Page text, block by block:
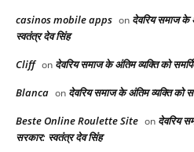
casinos mobile apps on देवरिय समाज के
स्वतंत्र देव सिंह
Cliff on देवरिय समाज के अंतिम व्यक्ति को
Blanca on देवरिय समाज के अंतिम व्यक्ति को
Beste Online Roulette Site on देवरिय
सरकार: स्वतंत्र देव सिंह